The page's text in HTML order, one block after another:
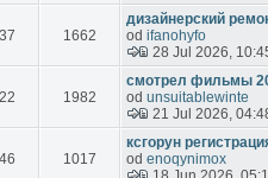
37 1662
дизайнерский
od ifanohyfo
28 Jul 2026,
22 1982
смотрел фильмы
od unsuitablewinte
21 Jul 2026,
46 1017
ксгорун
od enoqynimox